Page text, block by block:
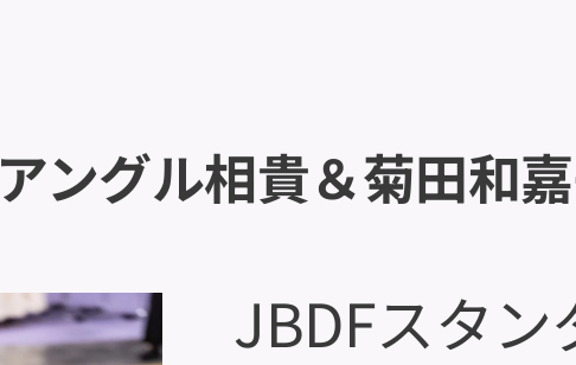
アングル相貴＆菊田和
JBDFスタン